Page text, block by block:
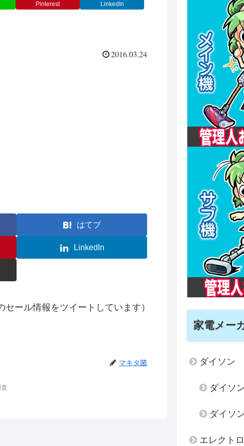
Pinterest LinkedIn
2016.03.24
はてブ
LinkedIn
ール情報をツイートしています）
マキタ菌
家電メー
ダイソン
ダイソ
ダイソ
エレクト